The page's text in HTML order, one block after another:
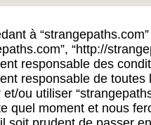
à
“http://
responsable des
responsable de
et/ou utiliser
quel moment et nous